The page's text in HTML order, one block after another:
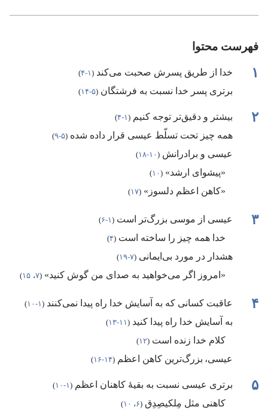
فهرست محتوا
۱ خدا از طریق پسرش صحبت می‌کند ‏(‏۱-‏۴ ‏)‏
برتری پسر خدا نسبت به فرشتگان ‏(‏۵-‏۱۴ ‏)‏
۲ بیشتر و دقیق‌تر توجه کنیم ‏(‏۱-‏۴ ‏)‏
همه چیز تحت تسلّط عیسی قرار داده شده ‏(‏۵-‏۹ ‏)‏
عیسی و برادرانش ‏(‏۱۰-‏۱۸ ‏)‏
‏«پیشوای ارشد» ‏(‏۱۰‏)‏
‏«کاهن اعظم دلسوز» ‏(‏۱۷‏)‏
۳ عیسی از موسی بزرگ‌تر است ‏(‏۱-‏۶ ‏)‏
خدا همه چیز را ساخته است ‏(‏۴‏)‏
هشدار در مورد بی‌ایمانی ‏(‏۷-‏۱۹ ‏)‏
‏«امروز اگر می‌خواهید به صدای من گوش کنید» ‏(‏۷‏،‏ ۱۵‏)‏
۴ عاقبت کسانی که به آسایش خدا راه پیدا نمی‌کنند ‏(‏۱-‏۱۰ ‏)‏
به آسایش خدا راه پیدا کنید ‏(‏۱۱-‏۱۳ ‏)‏
کلام خدا زنده است ‏(‏۱۲‏)‏
عیسی،‏ بزرگ‌ترین کاهن اعظم ‏(‏۱۴-‏۱۶ ‏)‏
۵ برتری عیسی نسبت به بقیهٔ کاهنان اعظم ‏(‏۱-‏۱۰ ‏)‏
کاهنی مثل مِلکیصِدِق ‏(‏۶‏،‏ ۱۰‏)‏